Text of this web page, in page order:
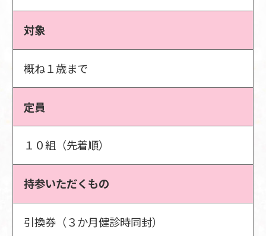
対象
概ね１歳まで
定員
１０組（先着順）
持参いただくもの
引換券（３か月健診時同封）